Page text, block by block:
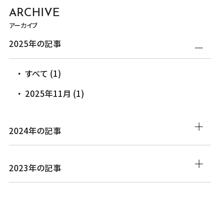
ARCHIVE
アーカイブ
2025年の記事
すべて (1)
2025年11月 (1)
2024年の記事
2023年の記事